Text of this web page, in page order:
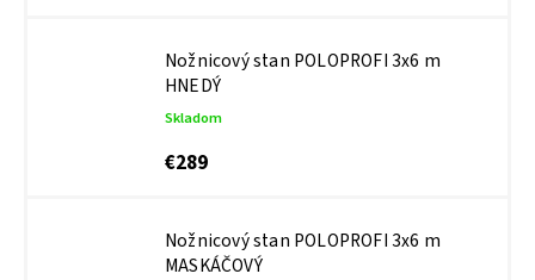
Nožnicový stan POLOPROFI 3x6 m
HNEDÝ
Skladom
€289
Nožnicový stan POLOPROFI 3x6 m
MASKÁČOVÝ